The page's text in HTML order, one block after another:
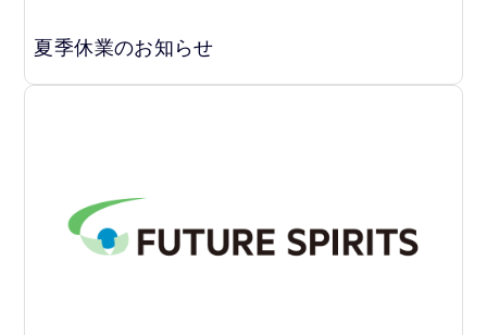
夏季休業のお知らせ